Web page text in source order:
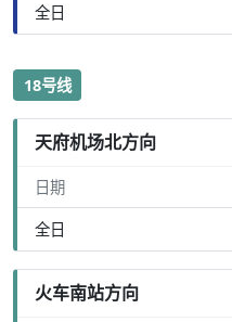
全日
18号线
天府机场北方向
日期
全日
火车南站方向